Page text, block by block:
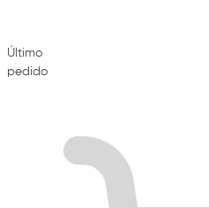
Último
pedido